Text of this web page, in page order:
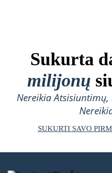
Sukurta
milijonų
Nereikia
SUKURTI SAVO